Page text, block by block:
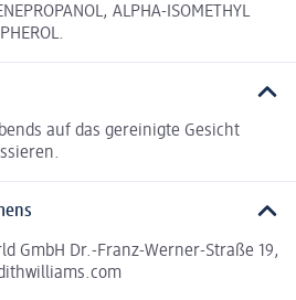
ALPHA-ISOMETHYL
auf das gereinigte Gesicht
GmbH Dr.-Franz-Werner-Straße 19,